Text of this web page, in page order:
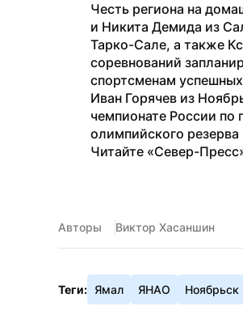
Честь региона на
и Никита Демида из
Тарко-Сале, а также
соревнований
спортсменам
Иван Горячев из
чемпионате России по
олимпийского
Читайте «Север-
Авторы Виктор Хасаншин
Теги: Ямал ЯНАО Ноябрьск